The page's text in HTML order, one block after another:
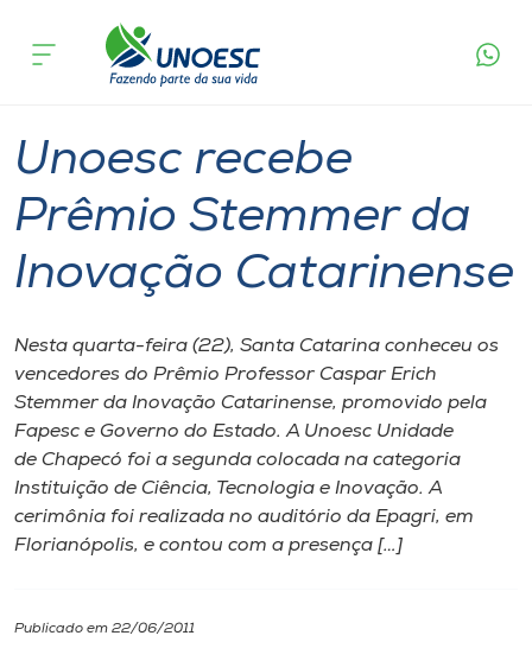
Cursos
Pesquisa
Atendimento ao Estudante
Portal de Ensino
A
Unoesc
Internacionalização
acontece
Unoesc recebe
Prêmio Stemmer da
Inovação Catarinense
Nesta quarta-feira (22), Santa Catarina conheceu os
vencedores do Prêmio Professor Caspar Erich
Stemmer da Inovação Catarinense, promovido pela
Fapesc e Governo do Estado. A Unoesc Unidade
de Chapecó foi a segunda colocada na categoria
Instituição de Ciência, Tecnologia e Inovação. A
cerimônia foi realizada no auditório da Epagri, em
Florianópolis, e contou com a presença […]
Publicado em 22/06/2011